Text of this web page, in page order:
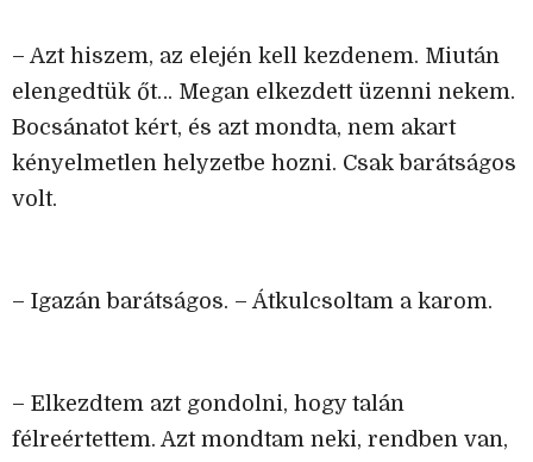
– Azt hiszem, az elején kell kezdenem. Miután
elengedtük őt… Megan elkezdett üzenni nekem.
Bocsánatot kért, és azt mondta, nem akart
kényelmetlen helyzetbe hozni. Csak barátságos
volt.
– Igazán barátságos. – Átkulcsoltam a karom.
– Elkezdtem azt gondolni, hogy talán
félreértettem. Azt mondtam neki, rendben van,